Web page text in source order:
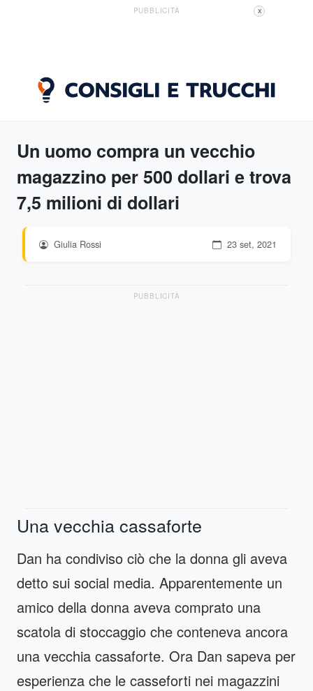
PUBBLICITÀ X
Un uomo compra un vecchio
magazzino per 500 dollari e trova
7,5 milioni di dollari
Giulia Rossi 23 set, 2021
PUBBLICITÀ
Una vecchia cassaforte
Dan ha condiviso ciò che la donna gli aveva
detto sui social media. Apparentemente un
amico della donna aveva comprato una
scatola di stoccaggio che conteneva ancora
una vecchia cassaforte. Ora Dan sapeva per
esperienza che le casseforti nei magazzini